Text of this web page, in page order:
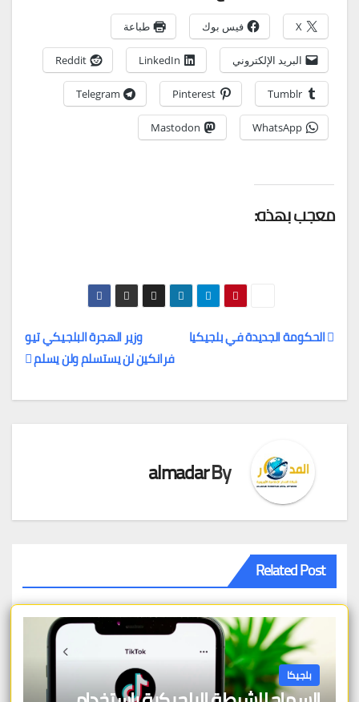
X فيس بوك طباعة
البريد الإلكتروني LinkedIn
Reddit
Tumblr
Pinterest
Telegram
WhatsApp
Mastodon
معجب بهذه:
المقالات
وزير الهجرة البلجيكي تيو
فرانكين لن يستسلم ولن يسلم
الحكومة الجديدة في بلجيكيا
By
almadar
Related Post
بلجيكا